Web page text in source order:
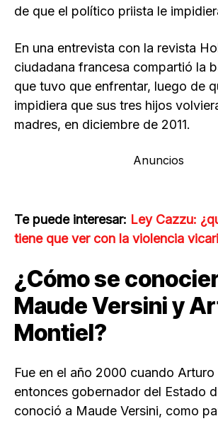
de que el político priista le
En una entrevista con la revista
ciudadana francesa compartió la
que tuvo que enfrentar, luego de
impidiera que sus tres hijos
madres, en diciembre de 2011.
Anuncios
Te puede interesar: Ley Cazzu:
tiene que ver con la violencia
¿Cómo se
Maude Versini y
Montiel?
Fue en el año 2000 cuando
entonces gobernador del Estado
conoció a Maude Versini, como